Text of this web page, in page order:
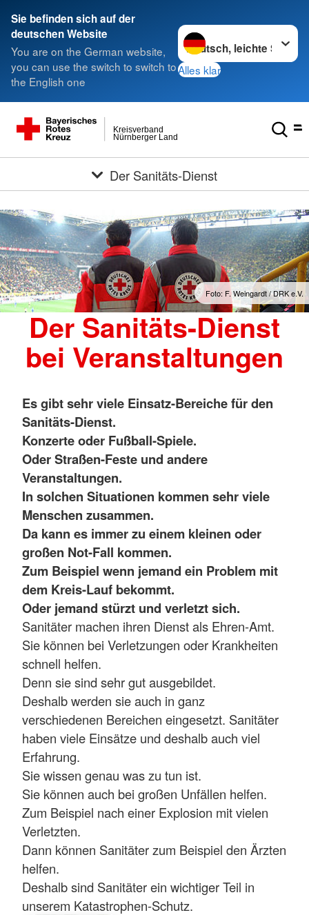
Sie befinden sich auf der
deutschen Website
You are on the German website,
you can use the switch to switch to
the English one
Sprache wechseln zu
Alles klar
Nürnberger Land
Kreisverband
Der Sanitäts-Dienst
Foto: F. Weingardt / DRK e.V.
Der Sanitäts-Dienst
bei Veranstaltungen
Es gibt sehr viele Einsatz-Bereiche für den
Sanitäts-Dienst.
Konzerte oder Fußball-Spiele.
Oder Straßen-Feste und andere
Veranstaltungen.
In solchen Situationen kommen sehr viele
Menschen zusammen.
Da kann es immer zu einem kleinen oder
großen Not-Fall kommen.
Zum Beispiel wenn jemand ein Problem mit
dem Kreis-Lauf bekommt.
Oder jemand stürzt und verletzt sich.
Sanitäter machen ihren Dienst als Ehren-Amt.
Sie können bei Verletzungen oder Krankheiten
schnell helfen.
Denn sie sind sehr gut ausgebildet.
Deshalb werden sie auch in ganz
verschiedenen Bereichen eingesetzt. Sanitäter
haben viele Einsätze und deshalb auch viel
Erfahrung.
Sie wissen genau was zu tun ist.
Sie können auch bei großen Unfällen helfen.
Zum Beispiel nach einer Explosion mit vielen
Verletzten.
Dann können Sanitäter zum Beispiel den Ärzten
helfen.
Deshalb sind Sanitäter ein wichtiger Teil in
unserem Katastrophen-Schutz.